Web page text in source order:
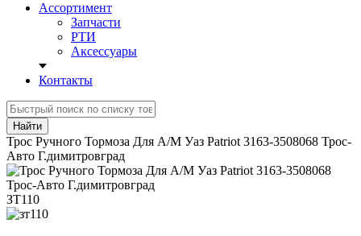
Ассортимент
Запчасти
РТИ
Аксессуары
Контакты
Найти
Трос Ручного Тормоза Для А/М Уаз Patriot 3163-3508068 Трос-
Авто Г.димитровград
ЗТ110